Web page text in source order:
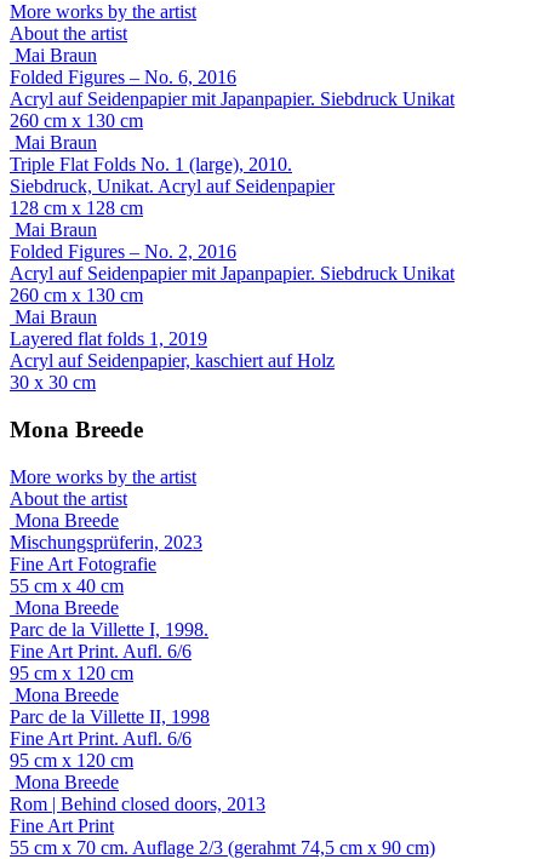
More works by the artist
About the artist
Mai Braun
Folded Figures – No. 6, 2016
Acryl auf Seidenpapier mit Japanpapier. Siebdruck Unikat
260 cm x 130 cm
Mai Braun
Triple Flat Folds No. 1 (large), 2010.
Siebdruck, Unikat. Acryl auf Seidenpapier
128 cm x 128 cm
Mai Braun
Folded Figures – No. 2, 2016
Acryl auf Seidenpapier mit Japanpapier. Siebdruck Unikat
260 cm x 130 cm
Mai Braun
Layered flat folds 1, 2019
Acryl auf Seidenpapier, kaschiert auf Holz
30 x 30 cm
Mona Breede
More works by the artist
About the artist
Mona Breede
Mischungsprüferin, 2023
Fine Art Fotografie
55 cm x 40 cm
Mona Breede
Parc de la Villette I, 1998.
Fine Art Print. Aufl. 6/6
95 cm x 120 cm
Mona Breede
Parc de la Villette II, 1998
Fine Art Print. Aufl. 6/6
95 cm x 120 cm
Mona Breede
Rom | Behind closed doors, 2013
Fine Art Print
55 cm x 70 cm. Auflage 2/3 (gerahmt 74,5 cm x 90 cm)